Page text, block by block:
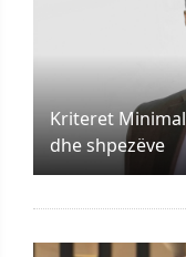
Kriteret
dhe shpezëve